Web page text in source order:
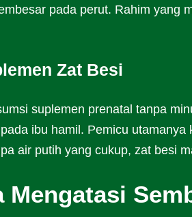
pada perut. Rahim yang
Zat Besi
suplemen prenatal tanpa
ibu hamil. Pemicu
air putih yang cukup, zat besi
Mengatasi